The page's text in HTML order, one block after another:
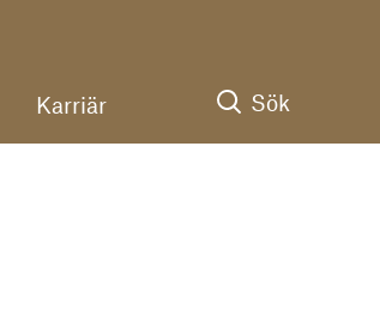
Karriär Sök